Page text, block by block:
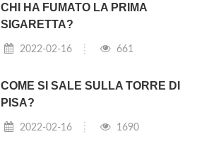
CHI HA FUMATO LA PRIMA
SIGARETTA?
2022-02-16 661
COME SI SALE SULLA TORRE DI
PISA?
2022-02-16 1690